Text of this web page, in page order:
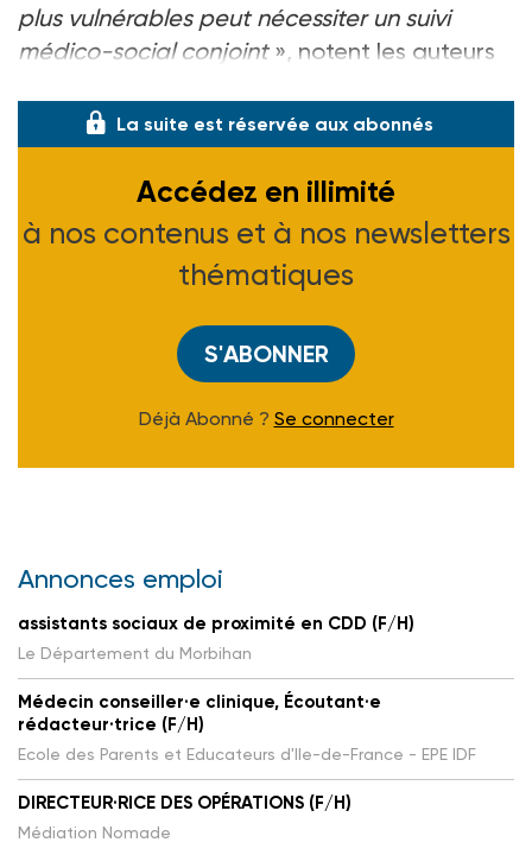
plus vulnérables peut nécessiter un suivi
médico-social conjoint», notent les auteurs
La suite est réservée aux abonnés
Accédez en illimité
à nos contenus et à nos newsletters
thématiques
S'ABONNER
Déjà Abonné ? Se connecter
Annonces emploi
assistants sociaux de proximité en CDD (F/H)
Le Département du Morbihan
Médecin conseiller·e clinique, Écoutant·e
rédacteur·trice (F/H)
Ecole des Parents et Educateurs d'Ile-de-France - EPE IDF
DIRECTEUR·RICE DES OPÉRATIONS (F/H)
Médiation Nomade